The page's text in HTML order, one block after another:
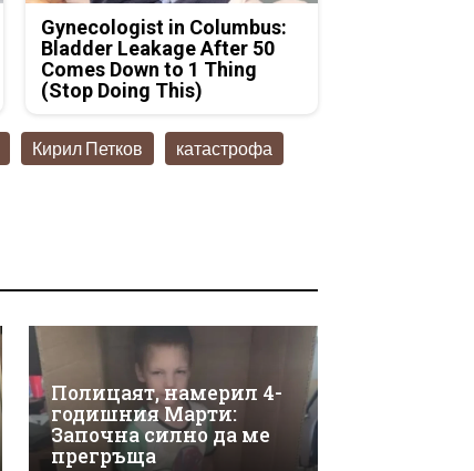
Gynecologist in Columbus:
Bladder Leakage After 50
Comes Down to 1 Thing
(Stop Doing This)
Кирил Петков катастрофа
Полицаят, намерил 4-
годишния Марти:
Започна силно да ме
прегръща